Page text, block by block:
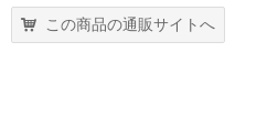
この商品の通販サイトへ